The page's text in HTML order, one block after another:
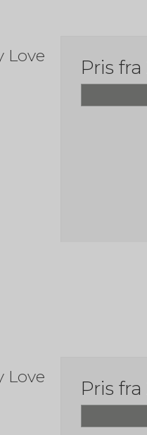
Love
Pris fra
Love
Pris fra